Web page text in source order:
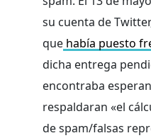
su cuenta de
que había puesto
dicha entrega
encontraba
respaldaran «el
de spam/falsas